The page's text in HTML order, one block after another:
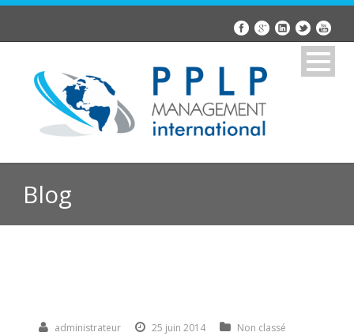
Blog
administrateur 25 juin 2014
Non classé